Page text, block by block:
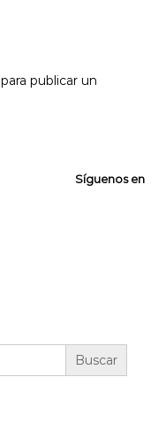
para publicar un
Síguenos en